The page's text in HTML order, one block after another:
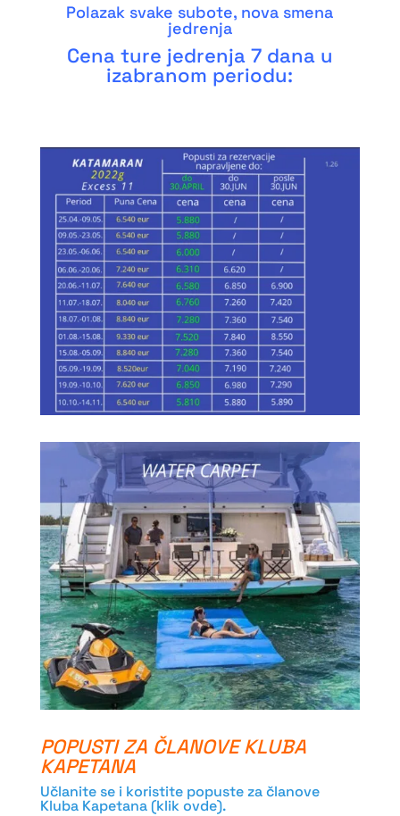
Polazak svake subote, nova smena
jedrenja
Cena ture jedrenja 7 dana u
izabranom periodu:
POPUSTI ZA ČLANOVE KLUBA
KAPETANA
Učlanite se i koristite popuste za članove
Kluba Kapetana (klik ovde).